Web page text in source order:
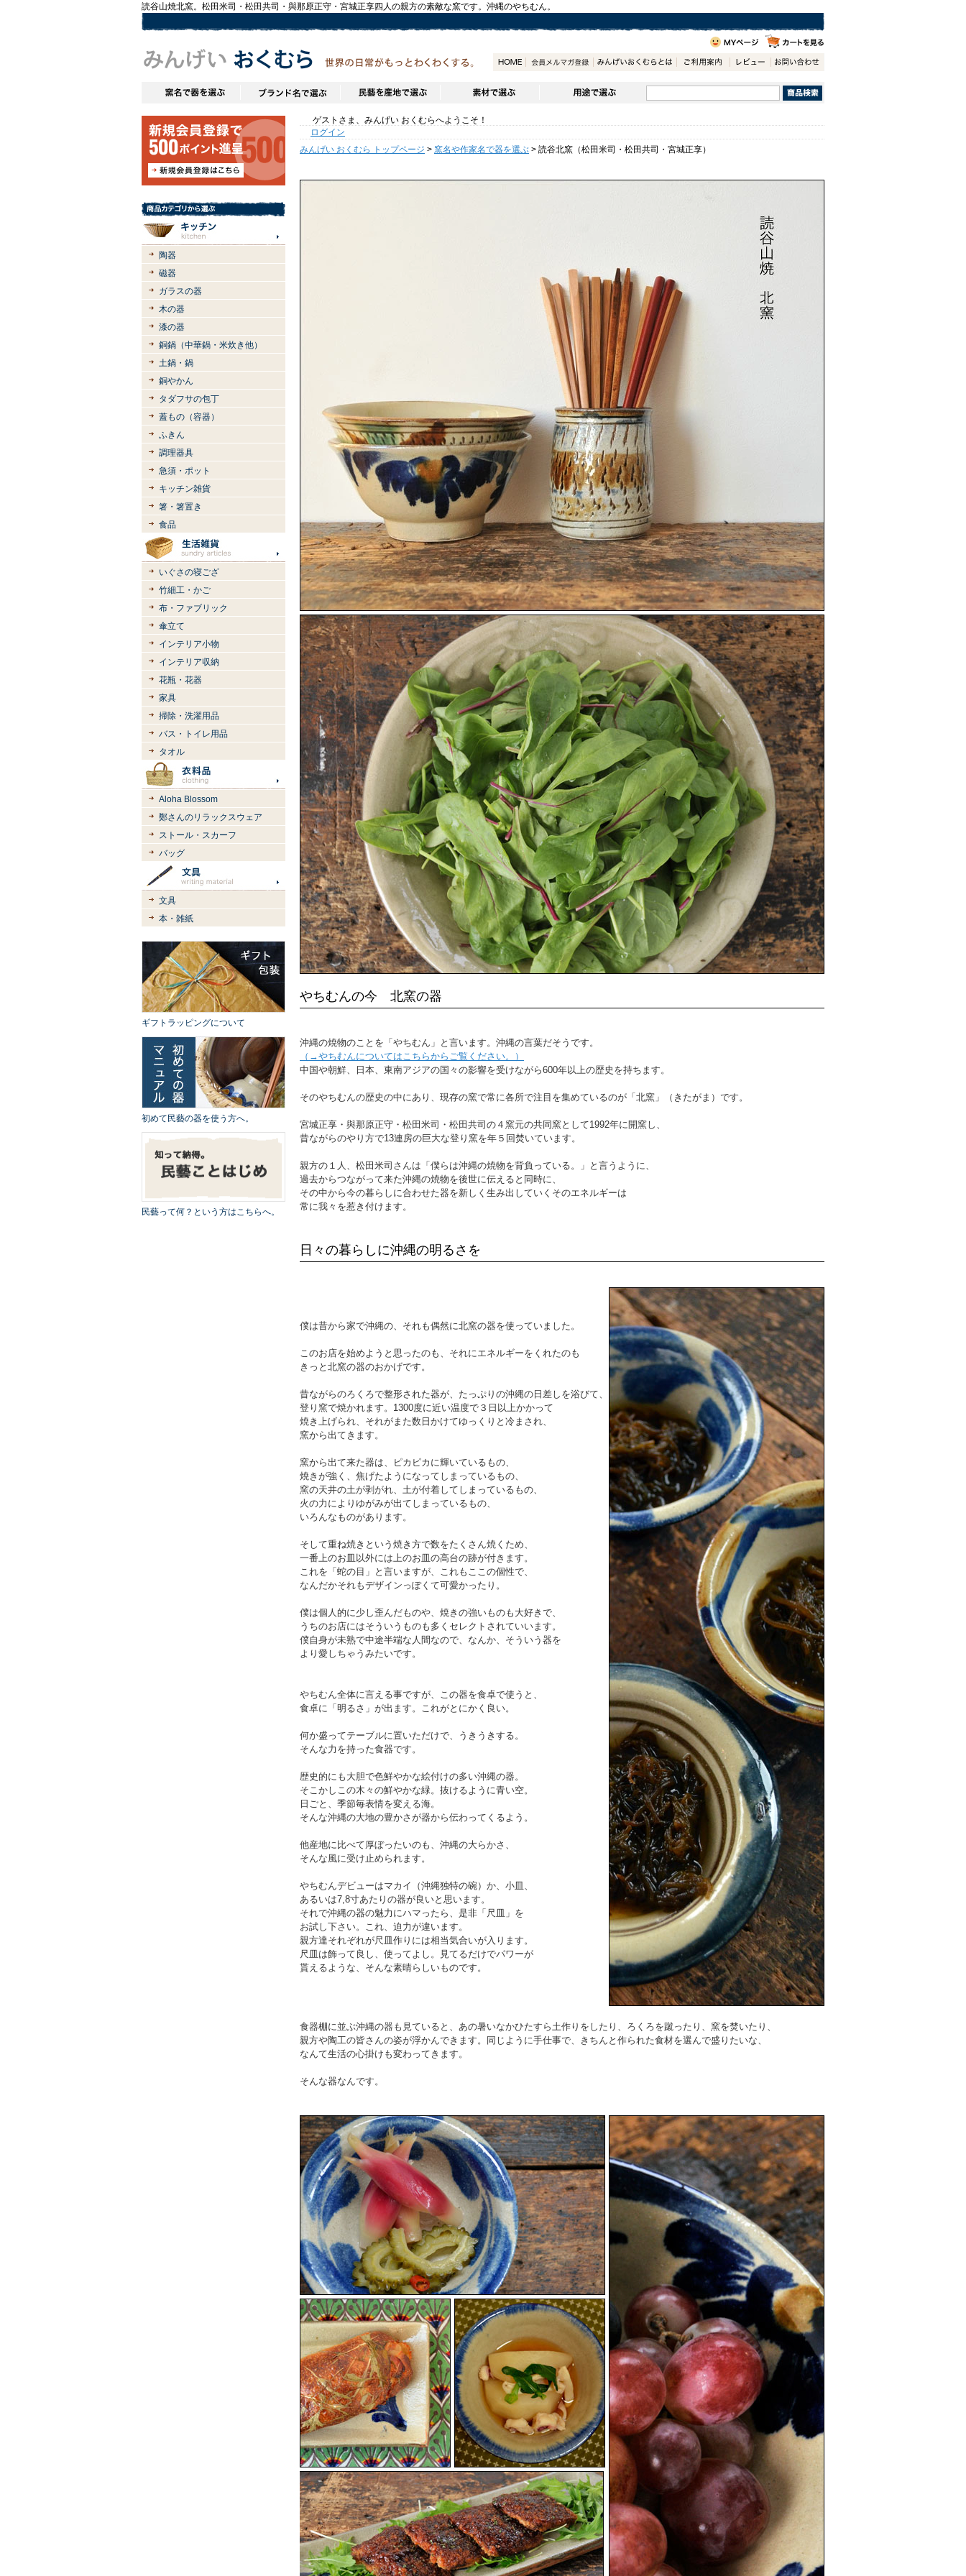
読谷山焼北窯。松田米司・松田共司・與那原正守・宮城正享四人の親方の素敵な窯です。沖縄のやちむん。
陶器
磁器
ガラスの器
木の器
漆の器
銅鍋（中華鍋・米炊き他）
土鍋・鍋
銅やかん
タダフサの包丁
蓋もの（容器）
ふきん
調理器具
急須・ポット
キッチン雑貨
箸・箸置き
食品
いぐさの寝ござ
竹細工・かご
布・ファブリック
傘立て
インテリア小物
インテリア収納
花瓶・花器
家具
掃除・洗濯用品
バス・トイレ用品
タオル
Aloha Blossom
鄭さんのリラックスウェア
ストール・スカーフ
バッグ
文具
本・雑紙
ギフトラッピングについて
初めて民藝の器を使う方へ。
民藝って何？という方はこちらへ。
ゲストさま、みんげい おくむらへようこそ！
ログイン
みんげい おくむら トップページ > 窯名や作家名で器を選ぶ > 読谷北窯（松田米司・松田共司・宮城正享）
やちむんの今 北窯の器
沖縄の焼物のことを「やちむん」と言います。沖縄の言葉だそうです。
（→やちむんについてはこちらからご覧ください。）
中国や朝鮮、日本、東南アジアの国々の影響を受けながら600年以上の歴史を持ちます。
そのやちむんの歴史の中にあり、現存の窯で常に各所で注目を集めているのが「北窯」（きたがま）です。
宮城正享・與那原正守・松田米司・松田共司の４窯元の共同窯として1992年に開窯し、
昔ながらのやり方で13連房の巨大な登り窯を年５回焚いています。
親方の１人、松田米司さんは「僕らは沖縄の焼物を背負っている。」と言うように、
過去からつながって来た沖縄の焼物を後世に伝えると同時に、
その中から今の暮らしに合わせた器を新しく生み出していくそのエネルギーは
常に我々を惹き付けます。
日々の暮らしに沖縄の明るさを
僕は昔から家で沖縄の、それも偶然に北窯の器を使っていました。
このお店を始めようと思ったのも、それにエネルギーをくれたのも
きっと北窯の器のおかげです。
昔ながらのろくろで整形された器が、たっぷりの沖縄の日差しを浴びて、
登り窯で焼かれます。1300度に近い温度で３日以上かかって
焼き上げられ、それがまた数日かけてゆっくりと冷まされ、
窯から出てきます。
窯から出て来た器は、ピカピカに輝いているもの、
焼きが強く、焦げたようになってしまっているもの、
窯の天井の土が剥がれ、土が付着してしまっているもの、
火の力によりゆがみが出てしまっているもの、
いろんなものがあります。
そして重ね焼きという焼き方で数をたくさん焼くため、
一番上のお皿以外には上のお皿の高台の跡が付きます。
これを「蛇の目」と言いますが、これもここの個性で、
なんだかそれもデザインっぽくて可愛かったり。
僕は個人的に少し歪んだものや、焼きの強いものも大好きで、
うちのお店にはそういうものも多くセレクトされていいます。
僕自身が未熟で中途半端な人間なので、なんか、そういう器を
より愛しちゃうみたいです。
やちむん全体に言える事ですが、この器を食卓で使うと、
食卓に「明るさ」が出ます。これがとにかく良い。
何か盛ってテーブルに置いただけで、うきうきする。
そんな力を持った食器です。
歴史的にも大胆で色鮮やかな絵付けの多い沖縄の器。
そこかしこの木々の鮮やかな緑。抜けるように青い空。
日ごと、季節毎表情を変える海。
そんな沖縄の大地の豊かさが器から伝わってくるよう。
他産地に比べて厚ぼったいのも、沖縄の大らかさ、
そんな風に受け止められます。
やちむんデビューはマカイ（沖縄独特の碗）か、小皿、
あるいは7,8寸あたりの器が良いと思います。
それで沖縄の器の魅力にハマったら、是非「尺皿」を
お試し下さい。これ、迫力が違います。
親方達それぞれが尺皿作りには相当気合いが入ります。
尺皿は飾って良し、使ってよし。見てるだけでパワーが
貰えるような、そんな素晴らしいものです。
食器棚に並ぶ沖縄の器も見ていると、あの暑いなかひたすら土作りをしたり、ろくろを蹴ったり、窯を焚いたり、
親方や陶工の皆さんの姿が浮かんできます。同じように手仕事で、きちんと作られた食材を選んで盛りたいな、
なんて生活の心掛けも変わってきます。
そんな器なんです。